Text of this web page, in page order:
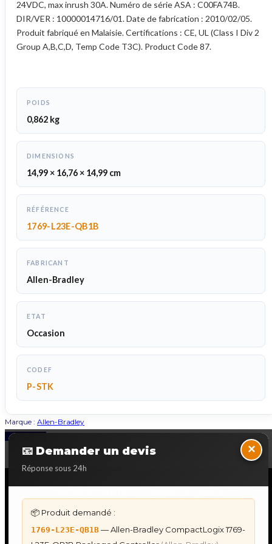
24VDC, max inrush 30A. Numéro de série ASA : C00FA74B.
DIR/VER : 10000014716/01. Date de fabrication : 2010/02/05.
Produit fabriqué en Malaisie. Certifications : CE, UL (Class I Div 2
Group A,B,C,D, Temp Code T3C). Product Code 87.
POIDS
0,862 kg
DIMENSIONS
14,99 × 16,76 × 14,99 cm
RÉFÉRENCE
1769-L23E-QB1B
FABRICANT
Allen-Bradley
ETAT
Occasion
CODEF
P-STK
Marque : Allen-Bradley
📧 Demander un devis
Réponse sous 24h
×
📦 Produit demandé :
1769-L23E-QB1B — Allen-Bradley CompactLogix 1769-
Back to Top
DÉPANNAGE AUTOMATES